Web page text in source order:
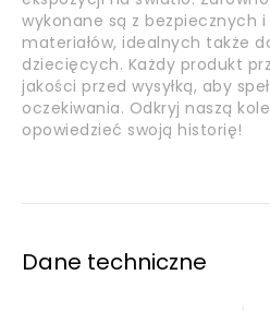
wykonane są z bezpiecznych
materiałów, idealnych także
dziecięcych. Każdy produkt
jakości przed wysyłką, aby
oczekiwania. Odkryj naszą
opowiedzieć swoją historię!
Dane techniczne